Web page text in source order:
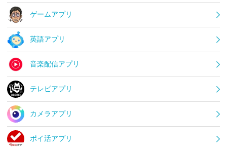
ゲームアプリ
英語アプリ
音楽配信アプリ
テレビアプリ
カメラアプリ
ポイ活アプリ